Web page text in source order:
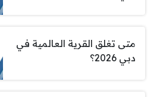
متى تغلق القرية العالمية في
دبي 2026؟